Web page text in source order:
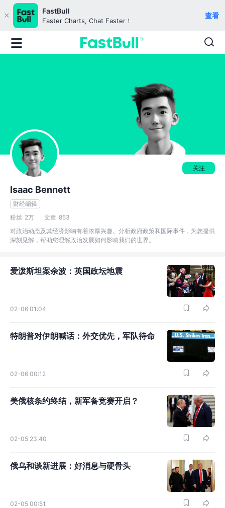
FastBull
Faster Charts, Chat Faster！
查看
关注
Isaac Bennett
财经编辑
粉丝 2万 文章 853
对政治动态及其经济影响有着浓厚兴趣。分析政府政策和国际事件，为您提供
深刻见解，帮助您理解政治发展如何影响我们的世界。
爱泼斯坦案余波：英国政坛地震
02-06 01:04
特朗普对伊朗喊话：外交优先，军队待命
02-06 00:12
美俄核条约终结，新军备竞赛开启？
02-05 23:40
俄乌和谈新进展：好消息与硬骨头
02-05 00:51